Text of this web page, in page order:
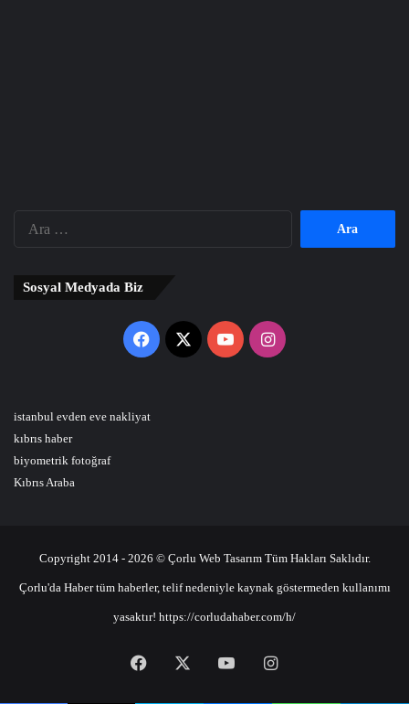
Sosyal Medyada Biz
Facebook
X YouTubeInstagram
istanbul evden eve nakliyat
kıbrıs haber
biyometrik fotoğraf
Kıbrıs Araba
Copyright 2014 - 2026 © Çorlu Web Tasarım Tüm Hakları Saklıdır.
Çorlu'da Haber tüm haberler, telif nedeniyle kaynak göstermeden kullanımı
yasaktır! https://corludahaber.com/h/
Facebook YouTubeInstagram